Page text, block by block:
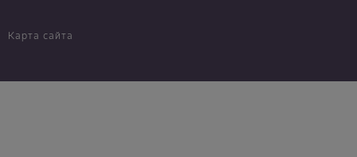
Карта сайта